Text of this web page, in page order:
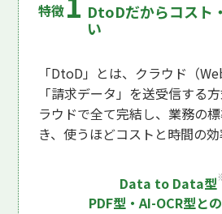
DtoDだからコスト
い
「DtoD」とは、クラウド（
「請求データ」を送受信する
ラウドで全て完結し、業務の
き、使うほどコストと時間の効
Data to Data型
PDF型・AI-OCR型と